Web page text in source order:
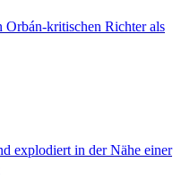
kritischen Richter als
explodiert in der Nähe einer